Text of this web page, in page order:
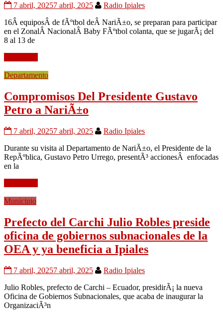
7 abril, 20257 abril, 2025
Radio Ipiales
16Â equiposÂ de fÃºtbol deÂ NariÃ±o, se preparan para participar
en el ZonalÂ NacionalÂ Baby FÃºtbol colanta, que se jugarÃ¡ del
8 al 13 de
Departamento
Compromisos Del Presidente Gustavo
Petro a NariÃ±o
7 abril, 20257 abril, 2025
Radio Ipiales
Durante su visita al Departamento de NariÃ±o, el Presidente de la
RepÃºblica, Gustavo Petro Urrego, presentÃ³ accionesÂ enfocadas
en la
Municipio
Prefecto del Carchi Julio Robles preside
oficina de gobiernos subnacionales de la
OEA y ya beneficia a Ipiales
7 abril, 20257 abril, 2025
Radio Ipiales
Julio Robles, prefecto de Carchi – Ecuador, presidirÃ¡ la nueva
Oficina de Gobiernos Subnacionales, que acaba de inaugurar la
OrganizaciÃ³n